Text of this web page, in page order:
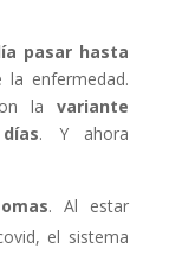
pasar hasta
la enfermedad.
lavariante
. Y ahora
. Al estar
el sistema